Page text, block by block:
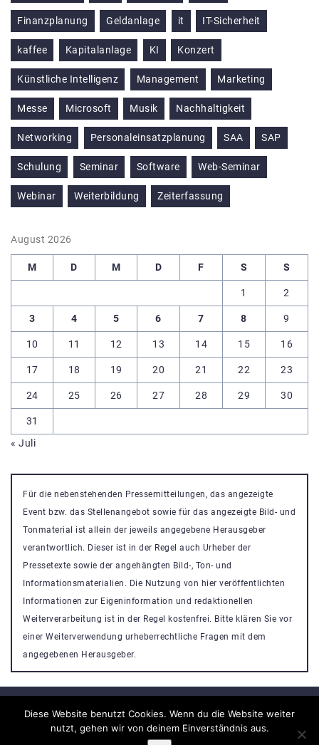
Finanzplanung Geldanlage it IT-Sicherheit
kaffee Kapitalanlage KI Konzert
Künstliche Intelligenz Management Marketing
Messe Microsoft Musik Nachhaltigkeit
Networking Personaleinsatzplanung SAA SAP
Schulung Seminar Software Web-Seminar
Webinar Weiterbildung Zeiterfassung
August 2026
M D M D F S S
1 2
3 4 5 6 7 8 9
10 11 12 13 14 15 16
17 18 19 20 21 22 23
24 25 26 27 28 29 30
31
« Juli
Für die nebenstehenden Pressemitteilungen, das angezeigte
Event bzw. das Stellenangebot sowie für das angezeigte Bild- und
Tonmaterial ist allein der jeweils angegebene Herausgeber
verantwortlich. Dieser ist in der Regel auch Urheber der
Pressetexte sowie der angehängten Bild-, Ton- und
Informationsmaterialien. Die Nutzung von hier veröffentlichten
Informationen zur Eigeninformation und redaktionellen
Weiterverarbeitung ist in der Regel kostenfrei. Bitte klären Sie vor
einer Weiterverwendung urheberrechtliche Fragen mit dem
angegebenen Herausgeber.
Veranstaltung Portal
Diese Website benutzt Cookies. Wenn du die Website weiter
nutzt, gehen wir von deinem Einverständnis aus.